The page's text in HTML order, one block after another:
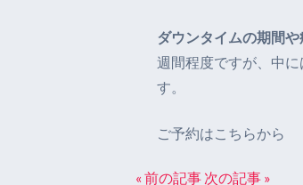
ダウンタイムの期間
週間程度ですが、中
す。
ご予約はこちらから
« 前の記事 次の記事 »